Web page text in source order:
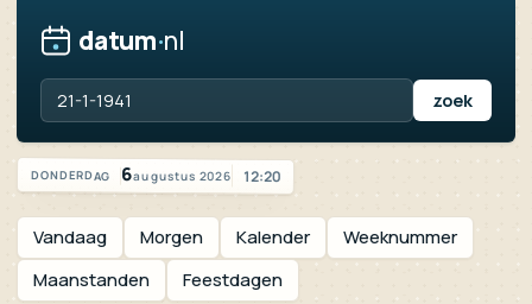
datum·nl
Vandaag is het donderdag 6 augustus 2026
DONDERDAG 6augustus 2026 12:20
Vandaag Morgen Kalender
Weeknummer
Maanstanden
Feestdagen